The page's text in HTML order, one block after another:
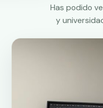
Has podido
y